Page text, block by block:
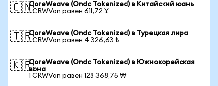
🇨🇳CoreWeave (Ondo Tokenized) в Китайский юань
1 CRWVon равен 611,72 ¥
🇹🇷CoreWeave (Ondo Tokenized) в Турецкая лира
1 CRWVon равен 4 326,63 ₺
🇰🇷CoreWeave (Ondo Tokenized) в Южнокорейская
вона
1 CRWVon равен 128 368,75 ₩